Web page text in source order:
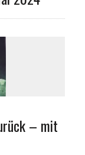
– mit